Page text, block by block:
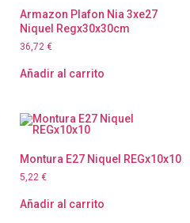
Armazon Plafon Nia 3xe27
Niquel Regx30x30cm
36,72 €
Añadir al carrito
Montura E27 Niquel REGx10x10
5,22 €
Añadir al carrito